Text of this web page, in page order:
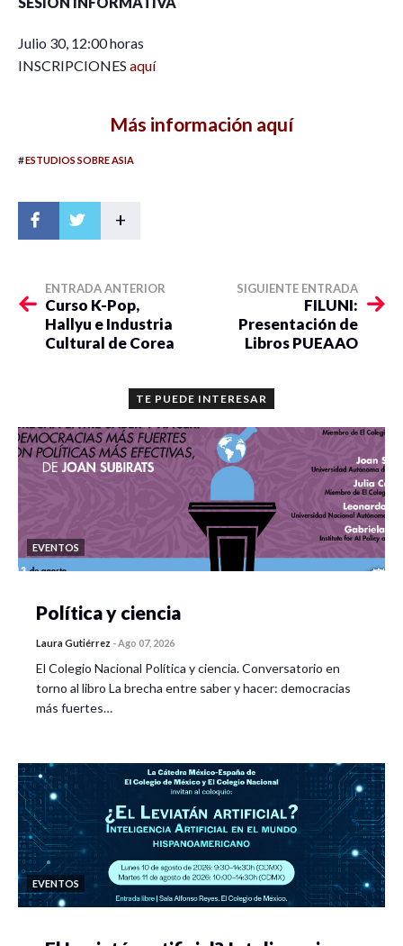
Julio 30, 12:00 horas
INSCRIPCIONES aquí
Más información aquí
#ESTUDIOS SOBRE ASIA
+
ENTRADA ANTERIOR
Curso K-Pop,
Hallyu e Industria
Cultural de Corea
SIGUIENTE ENTRADA
FILUNI:
Presentación de
Libros PUEAAO
TE PUEDE INTERESAR
EVENTOS
Política y ciencia
Laura Gutiérrez -Ago 07, 2026
El Colegio Nacional Política y ciencia. Conversatorio en
torno al libro La brecha entre saber y hacer: democracias
más fuertes…
EVENTOS